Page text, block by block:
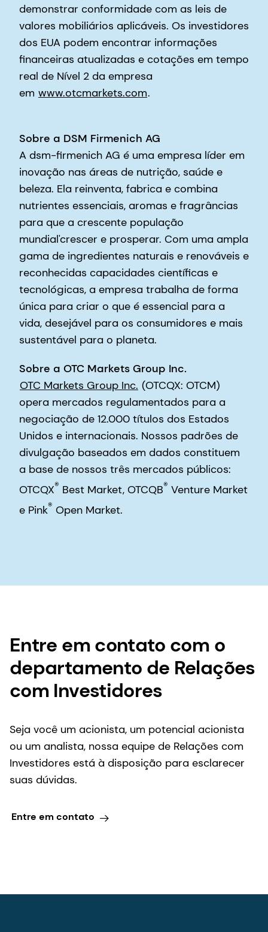
demonstrar conformidade com as leis de
valores mobiliários aplicáveis. Os investidores
dos EUA podem encontrar informações
financeiras atualizadas e cotações em tempo
real de Nível 2 da empresa
em www.otcmarkets.com.
Sobre a DSM Firmenich AG
A dsm-firmenich AG é uma empresa líder em
inovação nas áreas de nutrição, saúde e
beleza. Ela reinventa, fabrica e combina
nutrientes essenciais, aromas e fragrâncias
para que a crescente população
mundial'crescer e prosperar. Com uma ampla
gama de ingredientes naturais e renováveis e
reconhecidas capacidades científicas e
tecnológicas, a empresa trabalha de forma
única para criar o que é essencial para a
vida, desejável para os consumidores e mais
sustentável para o planeta.
Sobre a OTC Markets Group Inc.
OTC Markets Group Inc. (OTCQX: OTCM)
opera mercados regulamentados para a
negociação de 12.000 títulos dos Estados
Unidos e internacionais. Nossos padrões de
divulgação baseados em dados constituem
a base de nossos três mercados públicos:
OTCQX® Best Market, OTCQB® Venture Market
e Pink® Open Market.
Entre em contato com o
departamento de Relações
com Investidores
Seja você um acionista, um potencial acionista
ou um analista, nossa equipe de Relações com
Investidores está à disposição para esclarecer
suas dúvidas.
Entre em contato